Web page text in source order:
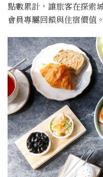
點數累計，讓旅客在探索
會員專屬回饋與住宿價值。